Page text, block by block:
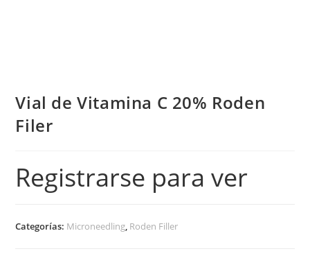
Vial de Vitamina C 20% Roden
Filer
Registrarse para ver
Categorías: Microneedling, Roden Filler